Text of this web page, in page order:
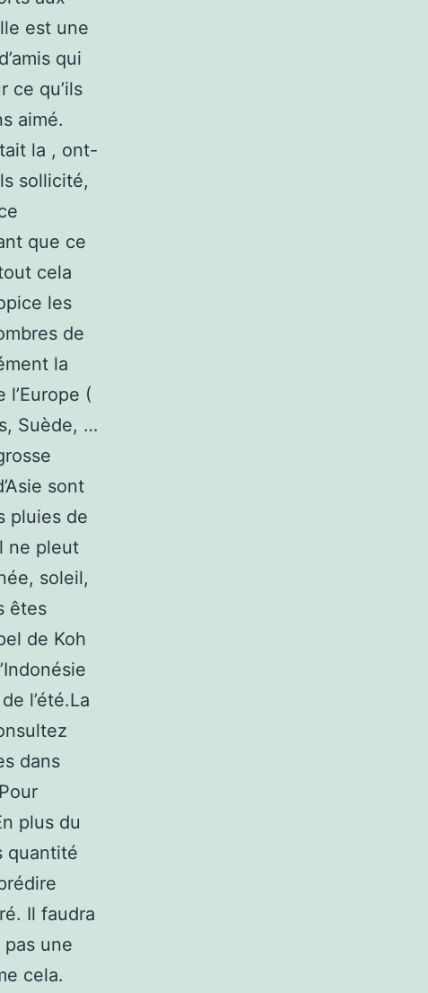
est une
qui
ce qu’ils
aimé.
la , ont-
sollicité,
que ce
cela
les
de
la
(
Suède, …
sont
pluies de
ne pleut
soleil,
êtes
de Koh
l’été.La
dans
plus du
quantité
Il faudra
une
cela.